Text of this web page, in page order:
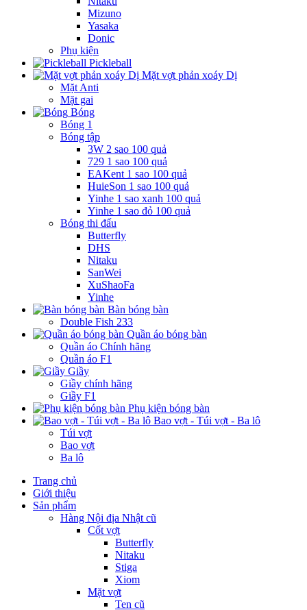
Mizuno
Yasaka
Donic
Phụ kiện
Pickleball
Mặt vợt phản xoáy Dị
Mặt Anti
Mặt gai
Bóng
Bóng 1
Bóng tập
3W 2 sao 100 quả
729 1 sao 100 quả
EAKent 1 sao 100 quả
HuieSon 1 sao 100 quả
Yinhe 1 sao xanh 100 quả
Yinhe 1 sao đỏ 100 quả
Bóng thi đấu
Butterfly
DHS
Nitaku
SanWei
XuShaoFa
Yinhe
Bàn bóng bàn
Double Fish 233
Quần áo bóng bàn
Quần áo Chính hãng
Quần áo F1
Giầy
Giầy chính hãng
Giầy F1
Phụ kiện bóng bàn
Bao vợt - Túi vợt - Ba lô
Túi vợt
Bao vợt
Ba lô
Trang chủ
Giới thiệu
Sản phẩm
Hàng Nội địa Nhật cũ
Cốt vợt
Butterfly
Nitaku
Stiga
Xiom
Mặt vợt
Ten cũ